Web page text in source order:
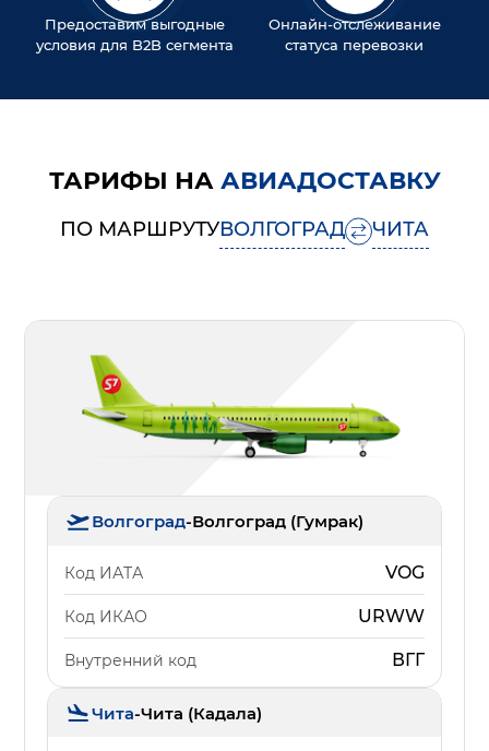
Предоставим выгодные
условия для B2B сегмента
Онлайн-отслеживание
статуса перевозки
ТАРИФЫ НА АВИАДОСТАВКУ
ПО МАРШРУТУВОЛГОГРАД ЧИТА
Волгоград-Волгоград (Гумрак)
Код ИАТА VOG
Код ИКАО URWW
Внутренний код ВГГ
Чита-Чита (Кадала)